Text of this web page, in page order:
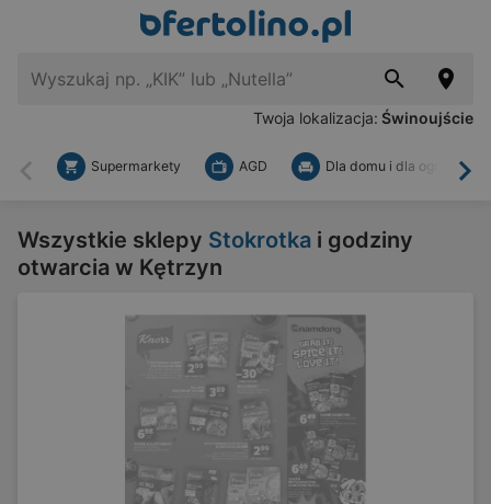
Twoja lokalizacja: Świnoujście
Wstecz
Supermarkety AGD Dla domu i dla ogrodu
Wszystkie sklepy Stokrotka i godziny
otwarcia w Kętrzyn